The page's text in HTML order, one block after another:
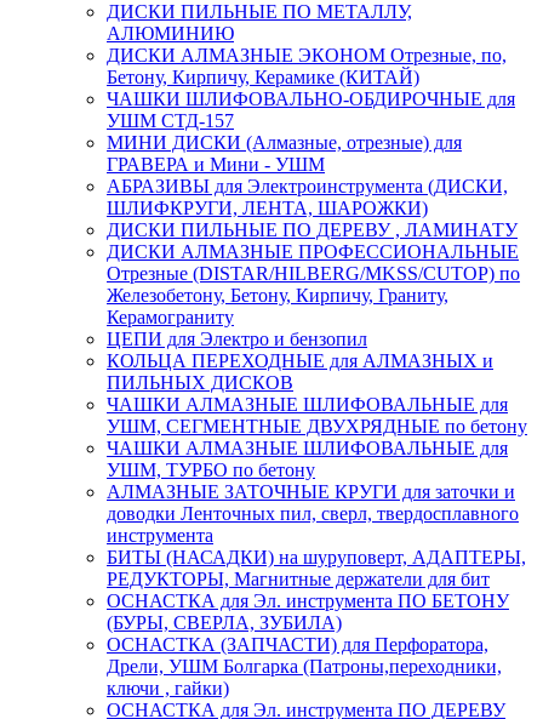
ДИСКИ ПИЛЬНЫЕ ПО МЕТАЛЛУ,
АЛЮМИНИЮ
ДИСКИ АЛМАЗНЫЕ ЭКОНОМ Отрезные, по,
Бетону, Кирпичу, Керамике (КИТАЙ)
ЧАШКИ ШЛИФОВАЛЬНО-ОБДИРОЧНЫЕ для
УШМ СТД-157
МИНИ ДИСКИ (Алмазные, отрезные) для
ГРАВЕРА и Мини - УШМ
АБРАЗИВЫ для Электроинструмента (ДИСКИ,
ШЛИФКРУГИ, ЛЕНТА, ШАРОЖКИ)
ДИСКИ ПИЛЬНЫЕ ПО ДЕРЕВУ , ЛАМИНАТУ
ДИСКИ АЛМАЗНЫЕ ПРОФЕССИОНАЛЬНЫЕ
Отрезные (DISTAR/HILBERG/MKSS/CUTOP) по
Железобетону, Бетону, Кирпичу, Граниту,
Керамограниту
ЦЕПИ для Электро и бензопил
КОЛЬЦА ПЕРЕХОДНЫЕ для АЛМАЗНЫХ и
ПИЛЬНЫХ ДИСКОВ
ЧАШКИ АЛМАЗНЫЕ ШЛИФОВАЛЬНЫЕ для
УШМ, СЕГМЕНТНЫЕ ДВУХРЯДНЫЕ по бетону
ЧАШКИ АЛМАЗНЫЕ ШЛИФОВАЛЬНЫЕ для
УШМ, ТУРБО по бетону
АЛМАЗНЫЕ ЗАТОЧНЫЕ КРУГИ для заточки и
доводки Ленточных пил, сверл, твердосплавного
инструмента
БИТЫ (НАСАДКИ) на шуруповерт, АДАПТЕРЫ,
РЕДУКТОРЫ, Магнитные держатели для бит
ОСНАСТКА для Эл. инструмента ПО БЕТОНУ
(БУРЫ, СВЕРЛА, ЗУБИЛА)
ОСНАСТКА (ЗАПЧАСТИ) для Перфоратора,
Дрели, УШМ Болгарка (Патроны,переходники,
ключи , гайки)
ОСНАСТКА для Эл. инструмента ПО ДЕРЕВУ